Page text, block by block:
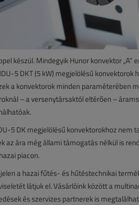
készül. Mindegyik Hunor konvektor „A”
5 DKT (5 kW) megjelölésű
a konvektorok minden paraméterében
– a versenytársaktól eltérően –
5 DK megjelölésű konvektorokhoz
az ára még állami támogatás nélkül is
piacon.
a hazai fűtés- és hűtéstechnikai
látjuk el. Vásárlóink között a
és szervizes partnerek is